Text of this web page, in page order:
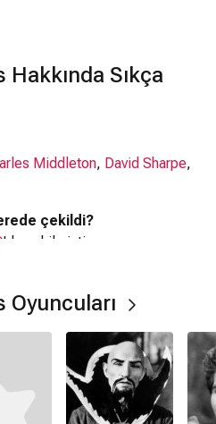
Sıkça
Middleton, David Sharpe,
çekildi?
'da çekilmiştir.
tür?
Oyuncuları